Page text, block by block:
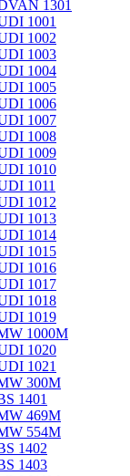
1301
1001
1002
1003
1004
1005
1006
1007
1008
1009
1010
1011
1012
1013
1014
1015
1016
1017
1018
1019
1000M
1020
1021
300M
1401
469M
554M
1402
1403